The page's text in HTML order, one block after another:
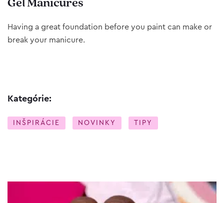
Gel Manicures
Having a great foundation before you paint can make or
break your manicure.
Kategórie:
INŠPIRÁCIE NOVINKY TIPY